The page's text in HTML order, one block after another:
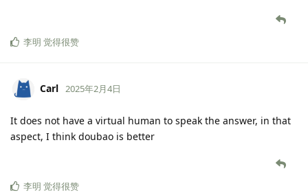
李明 觉得很赞
Carl 2025年2月4日
It does not have a virtual human to speak the answer, in that
aspect, I think doubao is better
李明 觉得很赞